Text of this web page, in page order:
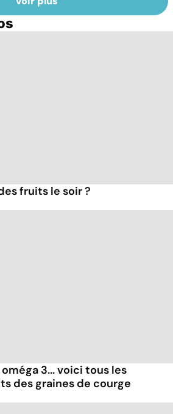
fruits le soir ?
3... voici tous les
des graines de courge